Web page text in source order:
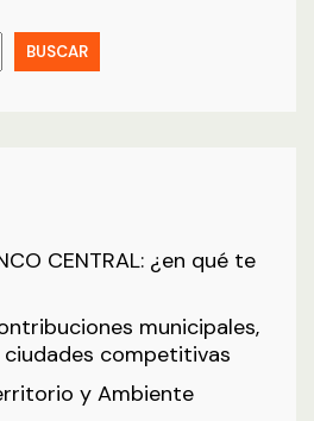
BUSCAR
CENTRAL: ¿en qué te
municipales,
competitivas
y Ambiente